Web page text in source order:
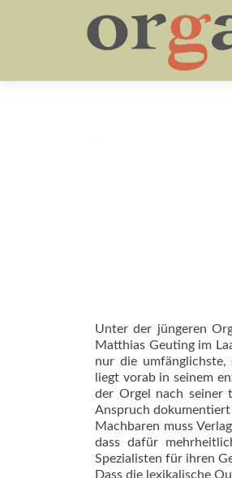
Unter der jüngeren
Matthias Geuting im
nur die umfänglichste,
liegt vorab in seinem
der Orgel nach seiner
Anspruch
Machbaren muss
dass dafür
Spezialisten für ihren
Dass die lexikalische